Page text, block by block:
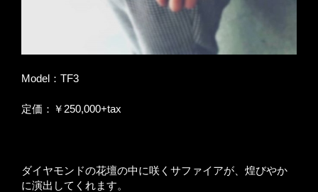
Model：TF3
定価：￥250,000+tax
ダイヤモンドの花壇の中に咲くサファイアが、煌びやか
に演出してくれます。